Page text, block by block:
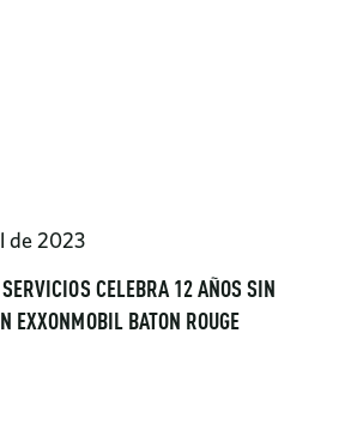
de 2023
CELEBRA 12 AÑOS SIN
EXXONMOBIL BATON ROUGE